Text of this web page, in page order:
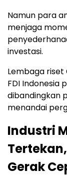
Namun para
menjaga
investasi.
Lembaga
FDI Indonesia
dibandingkan
menandai
Industri
Gerak